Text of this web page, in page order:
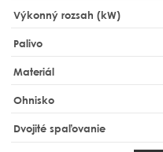
Výkonný rozsah (kW)
Palivo
Materiál
Ohnisko
Dvojité spaľovanie